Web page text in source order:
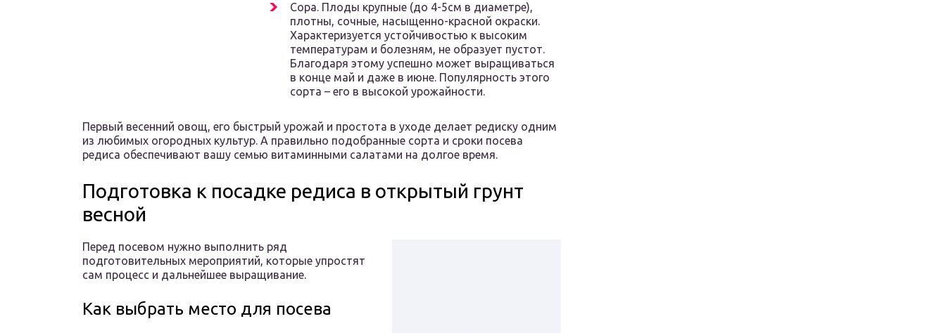
Сора. Плоды крупные (до 4-5см в диаметре),
плотны, сочные, насыщенно-красной окраски.
Характеризуется устойчивостью к высоким
температурам и болезням, не образует пустот.
Благодаря этому успешно может выращиваться
в конце май и даже в июне. Популярность этого
сорта – его в высокой урожайности.
Первый весенний овощ, его быстрый урожай и простота в уходе делает редиску одним
из любимых огородных культур. А правильно подобранные сорта и сроки посева
редиса обеспечивают вашу семью витаминными салатами на долгое время.
Подготовка к посадке редиса в открытый грунт
весной
Перед посевом нужно выполнить ряд
подготовительных мероприятий, которые упростят
сам процесс и дальнейшее выращивание.
Как выбрать место для посева